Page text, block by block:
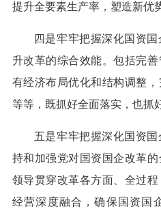
提升全要素生产率，塑造新优
四是牢牢把握深化国资
升改革的综合效能。包括完
有经济布局优化和结构调整
等等，既抓好全面落实，也抓
五是牢牢把握深化国资
持和加强党对国资国企改革
领导贯穿改革各方面、全过
经营深度融合，确保国资国